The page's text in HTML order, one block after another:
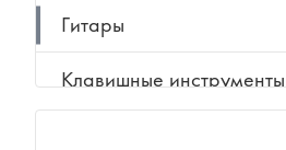
Гитары
Клавишные инструменты